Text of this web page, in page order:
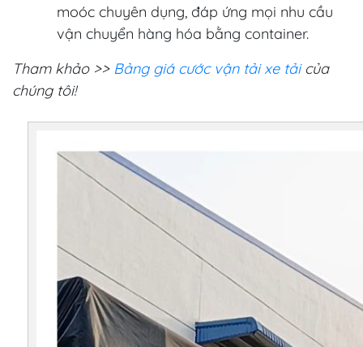
moóc chuyên dụng, đáp ứng mọi nhu cầu
vận chuyển hàng hóa bằng container.
Tham khảo >> Bảng giá cước vận tải xe tảicủa
chúng tôi!